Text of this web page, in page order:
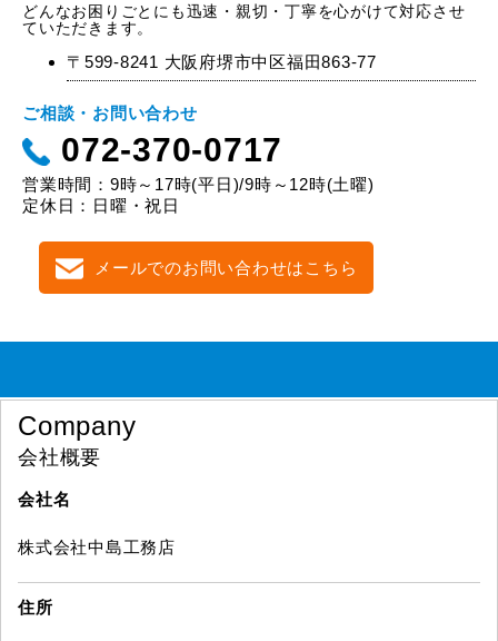
どんなお困りごとにも迅速・親切・丁寧を心がけて対応させ
ていただきます。
〒599-8241 大阪府堺市中区福田863-77
ご相談・お問い合わせ
072-370-0717
営業時間：9時～17時(平日)/9時～12時(土曜)
定休日：日曜・祝日
メールでのお問い合わせはこちら
Company
会社概要
会社名
株式会社中島工務店
住所